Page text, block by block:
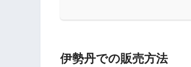
伊勢丹での販売方法